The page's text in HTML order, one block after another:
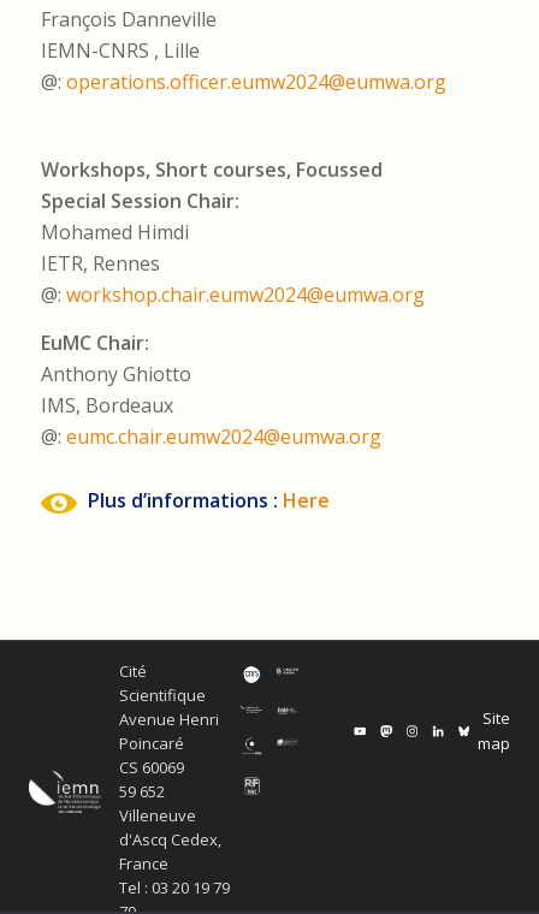
François Danneville
IEMN-CNRS , Lille
@: operations.officer.eumw2024@eumwa.org
Workshops, Short courses, Focussed
Special Session Chair:
Mohamed Himdi
IETR, Rennes
@: workshop.chair.eumw2024@eumwa.org
EuMC Chair:
Anthony Ghiotto
IMS, Bordeaux
@: eumc.chair.eumw2024@eumwa.org
Plus d’informations : Here
Cité
Scientifique
Avenue Henri
Poincaré
CS 60069
59 652
Villeneuve
d'Ascq Cedex,
France
Tel : 03 20 19 79
Site
map